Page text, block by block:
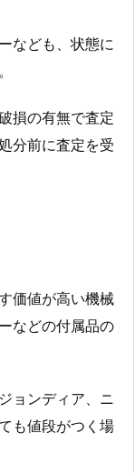
なども、状態に
損の有無で査定
分前に査定を受
価値が高い機械
などの付属品の
ョンディア、ニ
も値段がつく場